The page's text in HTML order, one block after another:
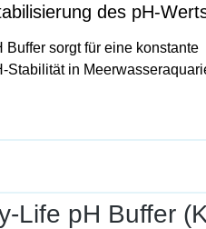
des pH-
Buffer sorgt für eine konstante
Stabilität in
Life pH Buffer